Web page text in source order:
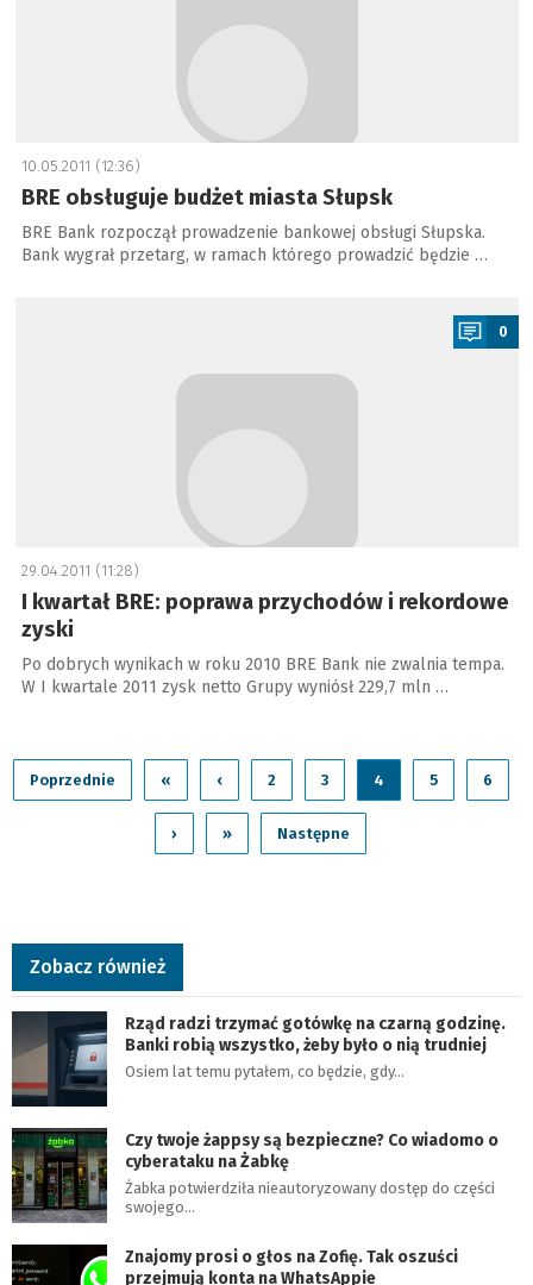
10.05.2011 (12:36)
BRE obsługuje budżet miasta Słupsk
BRE Bank rozpoczął prowadzenie bankowej obsługi Słupska.
Bank wygrał przetarg, w ramach którego prowadzić będzie …
0
29.04.2011 (11:28)
I kwartał BRE: poprawa przychodów i rekordowe
zyski
Po dobrych wynikach w roku 2010 BRE Bank nie zwalnia tempa.
W I kwartale 2011 zysk netto Grupy wyniósł 229,7 mln …
Poprzednie « ‹ 2 3 4 5 6
› » Następne
Zobacz również
Rząd radzi trzymać gotówkę na czarną godzinę.
Banki robią wszystko, żeby było o nią trudniej
Osiem lat temu pytałem, co będzie, gdy…
Czy twoje żappsy są bezpieczne? Co wiadomo o
cyberataku na Żabkę
Żabka potwierdziła nieautoryzowany dostęp do części
swojego…
Znajomy prosi o głos na Zofię. Tak oszuści
przejmują konta na WhatsAppie